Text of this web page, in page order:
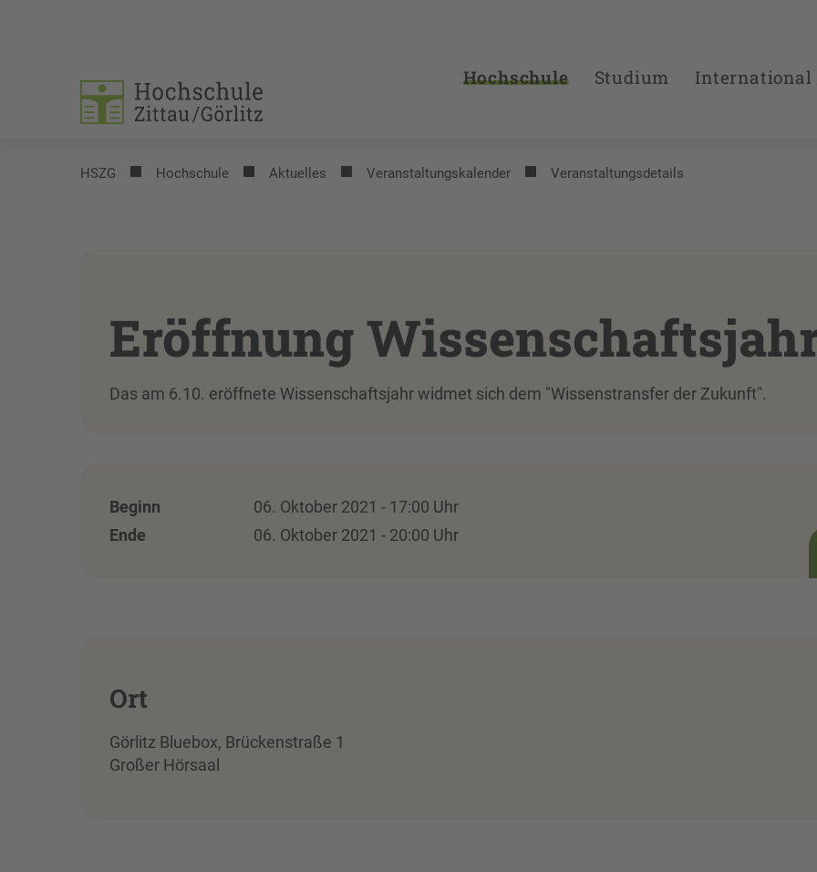
Hochschule Studium International
HSZG Hochschule Aktuelles Veranstaltungs­kalender Veranstaltungsdetails
Eröffnung
Das am 6.10. eröffnete Wissenschaftsjahr widmet sich dem "Wissenstransfer der Zukunft".
Beginn
06. Oktober 2021 - 17:00 Uhr
Ende
06. Oktober 2021 - 20:00 Uhr
Ort
Görlitz Bluebox, Brückenstraße 1
Großer Hörsaal